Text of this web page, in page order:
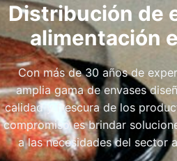
Distribución de
alimentación
Con más de 30 años de
amplia gama de envases
calidad y frescura de los
compromiso es brindar
a las necesidades del sector